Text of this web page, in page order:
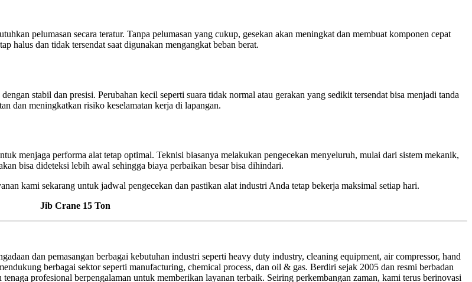
pelumasan secara teratur. Tanpa pelumasan yang cukup, gesekan akan meningkat dan membuat komponen cepat
halus dan tidak tersendat saat digunakan mengangkat beban berat.
stabil dan presisi. Perubahan kecil seperti suara tidak normal atau gerakan yang sedikit tersendat bisa menjadi tanda
dan meningkatkan risiko keselamatan kerja di lapangan.
menjaga performa alat tetap optimal. Teknisi biasanya melakukan pengecekan menyeluruh, mulai dari sistem mekanik,
bisa dideteksi lebih awal sehingga biaya perbaikan besar bisa dihindari.
kami sekarang untuk jadwal pengecekan dan pastikan alat industri Anda tetap bekerja maksimal setiap hari.
Jib Crane 15 Ton
dan pemasangan berbagai kebutuhan industri seperti heavy duty industry, cleaning equipment, air compressor, hand
berbagai sektor seperti manufacturing, chemical process, dan oil & gas. Berdiri sejak 2005 dan resmi berbadan
profesional berpengalaman untuk memberikan layanan terbaik. Seiring perkembangan zaman, kami terus berinovasi